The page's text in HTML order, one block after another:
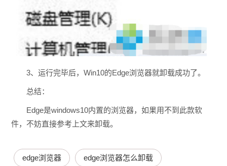
3、运行完毕后，Win10的Edge浏览器就卸载成功了。
总结：
Edge是windows10内置的浏览器，如果用不到此款软
件，不妨直接参考上文来卸载。
edge浏览器 edge浏览器怎么卸载